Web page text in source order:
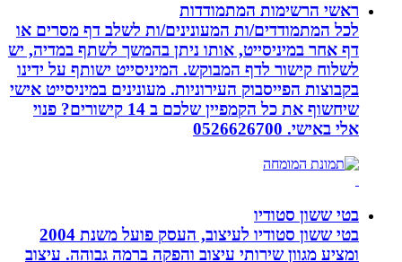
ראשי הרשימות המתמודדות
לכל המתמודדים/ות המעונינים/ות לשלב דף מסרים או
דף אחר במיניסייט, אותו ניתן בהמשך לשתף במדיה, יש
לשלוח קישור לדף המבוקש. המיניסייט ישותף על ידינו
בקבוצות הפייסבוק העירוניות. מעונינים במיניסייט אישי
שיחשוף את כל הקמפיין שלכם ב 14 קישורים? פנוי
אלי באישי. 0526626700
בטי ששון סטודיו
בטי ששון סטודיו לעיצוב, העסק פועל משנת 2004
ומציע מגוון שירותי עיצוב והפקה ברמה גבוהה. עיצוב